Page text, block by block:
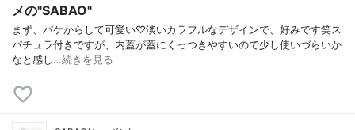
メの"SABAO"
まず、パケからして可愛い♡淡いカラフルなデザインで、好みです笑ス
パチュラ付きですが、内蓋が蓋にくっつきやすいので少し使いづらいか
なと感し…続きを見る